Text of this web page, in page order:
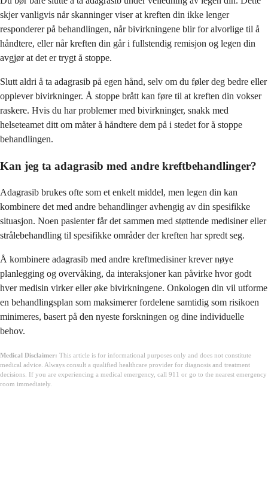
skjer vanligvis når skanninger viser at kreften din ikke lenger
responderer på behandlingen, når bivirkningene blir for alvorlige til å
håndtere, eller når kreften din går i fullstendig remisjon og legen din
avgjør at det er trygt å stoppe.
Slutt aldri å ta adagrasib på egen hånd, selv om du føler deg bedre eller
opplever bivirkninger. Å stoppe brått kan føre til at kreften din vokser
raskere. Hvis du har problemer med bivirkninger, snakk med
helseteamet ditt om måter å håndtere dem på i stedet for å stoppe
behandlingen.
Kan jeg ta adagrasib med andre kreftbehandlinger?
Adagrasib brukes ofte som et enkelt middel, men legen din kan
kombinere det med andre behandlinger avhengig av din spesifikke
situasjon. Noen pasienter får det sammen med støttende medisiner eller
strålebehandling til spesifikke områder der kreften har spredt seg.
Å kombinere adagrasib med andre kreftmedisiner krever nøye
planlegging og overvåking, da interaksjoner kan påvirke hvor godt
hver medisin virker eller øke bivirkningene. Onkologen din vil utforme
en behandlingsplan som maksimerer fordelene samtidig som risikoen
minimeres, basert på den nyeste forskningen og dine individuelle
behov.
Medical Disclaimer: This article is for informational purposes only and does not constitute
medical advice. Always consult a qualified healthcare provider for diagnosis and treatment
decisions. If you are experiencing a medical emergency, call 911 or go to the nearest emergency
room immediately.